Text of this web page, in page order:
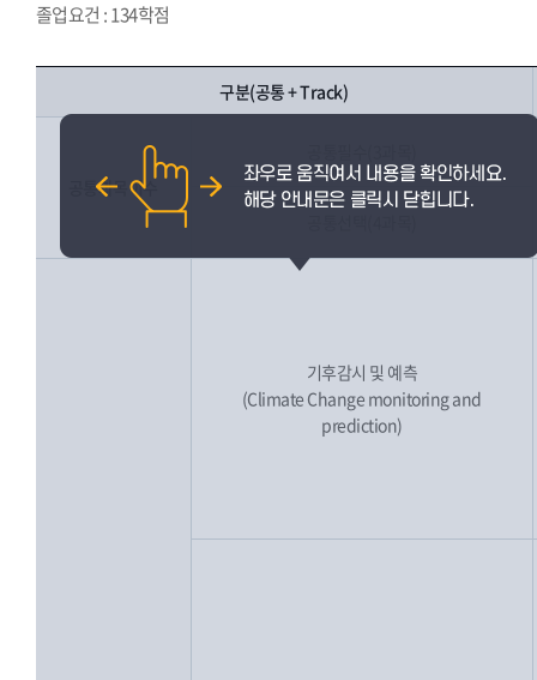
졸업요건 : 134학점
구분(공통 + Track)
공통과목이수
기후감시 및 예측
(Climate Change monitoring and
prediction)